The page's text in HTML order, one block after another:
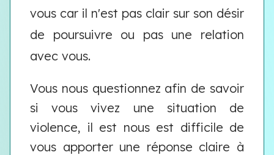
vous car il n'est pas clair sur son désir
de poursuivre ou pas une relation
avec vous.
Vous nous questionnez afin de savoir
si vous vivez une situation de
violence, il est nous est difficile de
vous apporter une réponse claire à